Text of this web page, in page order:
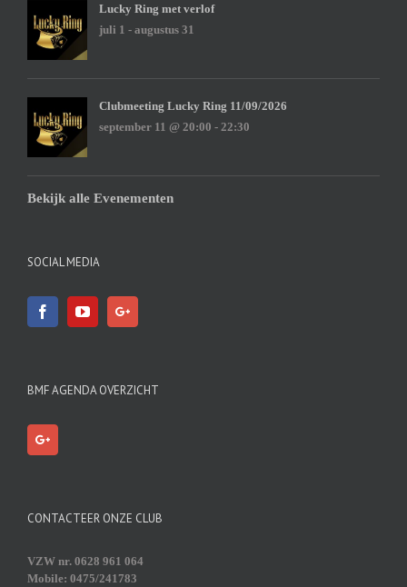
Lucky Ring met verlof
juli 1 - augustus 31
Clubmeeting Lucky Ring 11/09/2026
september 11 @ 20:00 - 22:30
Bekijk alle Evenementen
SOCIAL MEDIA
BMF AGENDA OVERZICHT
CONTACTEER ONZE CLUB
VZW nr. 0628 961 064
Mobile: 0475/241783